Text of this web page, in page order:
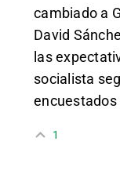
cambiado a
David
las
socialista
encuestados
1